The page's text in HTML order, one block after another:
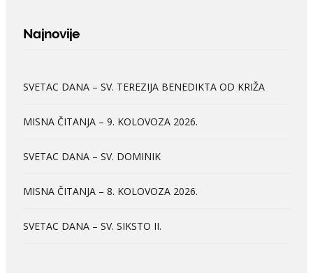
Najnovije
SVETAC DANA – SV. TEREZIJA BENEDIKTA OD KRIŽA
MISNA ČITANJA – 9. KOLOVOZA 2026.
SVETAC DANA – SV. DOMINIK
MISNA ČITANJA – 8. KOLOVOZA 2026.
SVETAC DANA – SV. SIKSTO II.